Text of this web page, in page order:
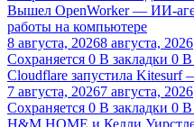
Вышел OpenWorker — ИИ-
работы на компьютере
8 августа, 20268 августа, 2026
Сохраняется 0 В закладки 0 В
Cloudflare запустила Kitesurf
7 августа, 20267 августа, 2026
Сохраняется 0 В закладки 0 В